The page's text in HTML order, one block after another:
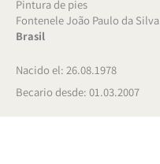
Pintura de pies
Fontenele João Paulo da Silva
Brasil
Nacido el: 26.08.1978
Becario desde: 01.03.2007